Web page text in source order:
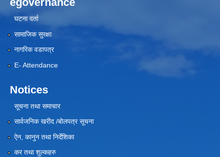
घटना दर्ता
सामाजिक सुरक्षा
नागरिक वडापत्र
E- Attendance
Notices
सूचना तथा समाचार
सार्वजनिक खरीद /बोलपत्र सूचना
ऐन, कानुन तथा निर्देशिका
कर तथा शुल्कहरु